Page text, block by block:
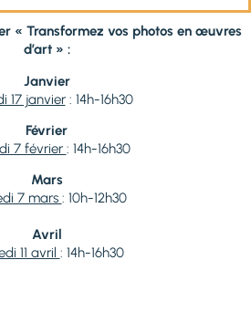
« Transformez vos photos en œuvres
d’art » :
Janvier
17 janvier: 14h-16h30
Février
7 février : 14h-16h30
Mars
7 mars : 10h-12h30
Avril
11 avril : 14h-16h30